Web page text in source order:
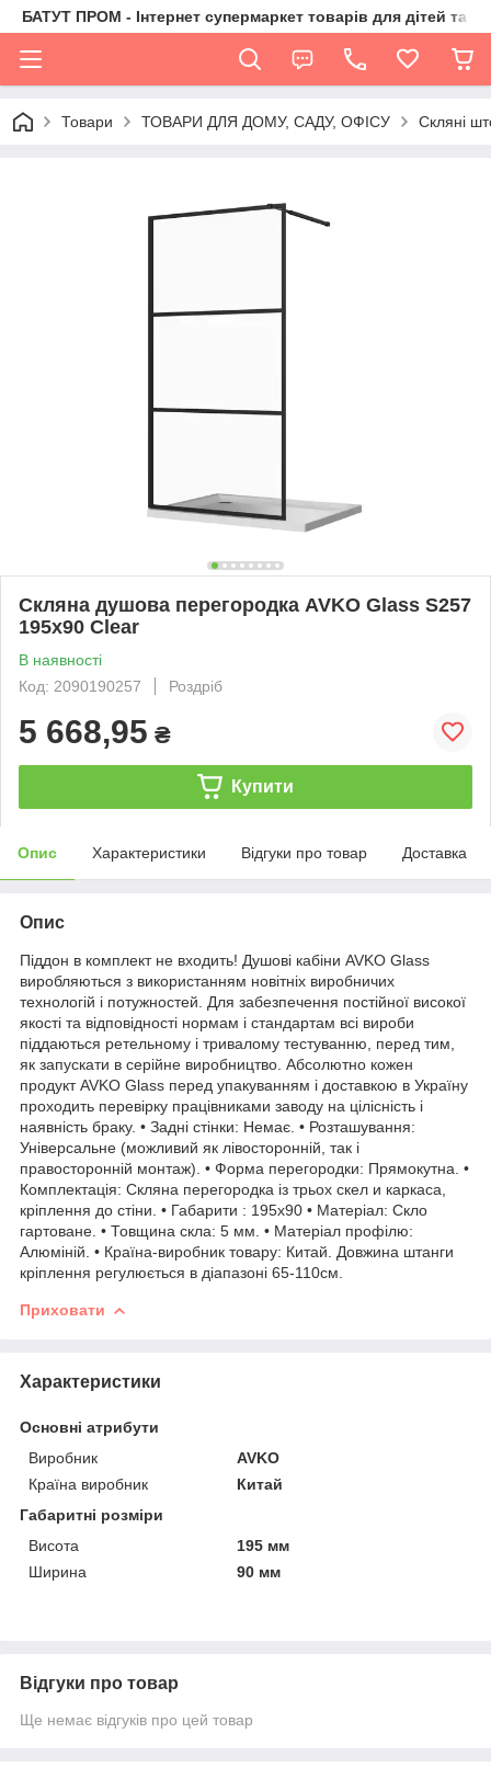
БАТУТ ПРОМ - Інтернет супермаркет товарів для дітей та їх
Товари ТОВАРИ ДЛЯ ДОМУ, САДУ, ОФІСУ Скляні
Скляна душова перегородка AVKO Glass S257
195х90 Clear
В наявності
Код: 2090190257
Роздріб
5 668,95 ₴
Купити
Опис Характеристики Відгуки про товар Доставка
Опис
Піддон в комплект не входить! Душові кабіни AVKO Glass
виробляються з використанням новітніх виробничих
технологій і потужностей. Для забезпечення постійної високої
якості та відповідності нормам і стандартам всі вироби
піддаються ретельному і тривалому тестуванню, перед тим,
як запускати в серійне виробництво. Абсолютно кожен
продукт AVKO Glass перед упакуванням і доставкою в Україну
проходить перевірку працівниками заводу на цілісність і
наявність браку. • Задні стінки: Немає. • Розташування:
Універсальне (можливий як лівосторонній, так і
правосторонній монтаж). • Форма перегородки: Прямокутна. •
Комплектація: Скляна перегородка із трьох скел и каркаса,
кріплення до стіни. • Габарити : 195х90 • Матеріал: Скло
гартоване. • Товщина скла: 5 мм. • Матеріал профілю:
Алюміній. • Країна-виробник товару: Китай. Довжина штанги
кріплення регулюється в діапазоні 65-110см.
Приховати
Характеристики
Основні атрибути
Виробник
AVKO
Країна виробник
Китай
Габаритні розміри
Висота
195 мм
Ширина
90 мм
Відгуки про товар
Ще немає відгуків про цей товар